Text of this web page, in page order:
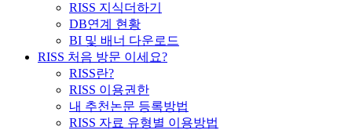
RISS 지식더하기
DB연계 현황
BI 및 배너 다운로드
RISS 처음 방문 이세요?
RISS란?
RISS 이용권한
내 추천논문 등록방법
RISS 자료 유형별 이용방법